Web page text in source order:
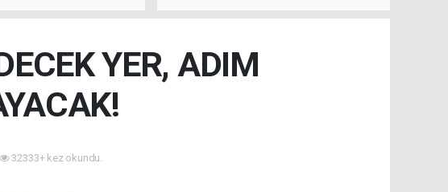
YER, ADIM
32333+ kez okundu.